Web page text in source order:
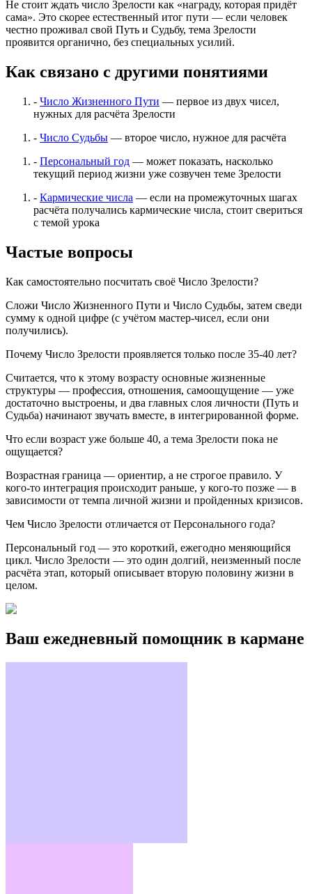
Не стоит ждать число Зрелости как «награду, которая придёт
сама». Это скорее естественный итог пути — если человек
честно проживал свой Путь и Судьбу, тема Зрелости
проявится органично, без специальных усилий.
Как связано с другими понятиями
- Число Жизненного Пути — первое из двух чисел,
нужных для расчёта Зрелости
- Число Судьбы — второе число, нужное для расчёта
- Персональный год — может показать, насколько
текущий период жизни уже созвучен теме Зрелости
- Кармические числа — если на промежуточных шагах
расчёта получались кармические числа, стоит свериться
с темой урока
Частые вопросы
Как самостоятельно посчитать своё Число Зрелости?
Сложи Число Жизненного Пути и Число Судьбы, затем сведи
сумму к одной цифре (с учётом мастер-чисел, если они
получились).
Почему Число Зрелости проявляется только после 35-40 лет?
Считается, что к этому возрасту основные жизненные
структуры — профессия, отношения, самоощущение — уже
достаточно выстроены, и два главных слоя личности (Путь и
Судьба) начинают звучать вместе, в интегрированной форме.
Что если возраст уже больше 40, а тема Зрелости пока не
ощущается?
Возрастная граница — ориентир, а не строгое правило. У
кого-то интеграция происходит раньше, у кого-то позже — в
зависимости от темпа личной жизни и пройденных кризисов.
Чем Число Зрелости отличается от Персонального года?
Персональный год — это короткий, ежегодно меняющийся
цикл. Число Зрелости — это один долгий, неизменный после
расчёта этап, который описывает вторую половину жизни в
целом.
Ваш ежедневный помощник в кармане